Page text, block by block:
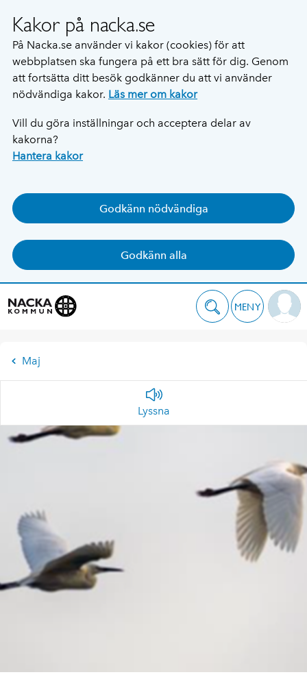
Kakor på nacka.se
På Nacka.se använder vi kakor (cookies) för att
webbplatsen ska fungera på ett bra sätt för dig. Genom
att fortsätta ditt besök godkänner du att vi använder
nödvändiga kakor. Läs mer om kakor
Vill du göra inställningar och acceptera delar av
kakorna?
Hantera kakor
Godkänn nödvändiga
Godkänn alla
MENY
Maj
Lyssna